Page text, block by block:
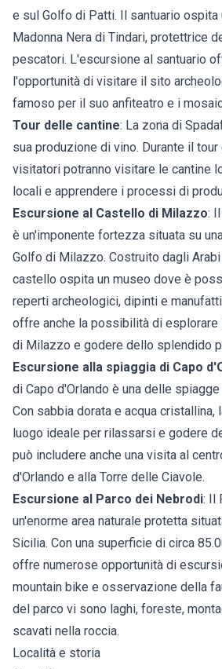
e sul Golfo di Patti. Il santuario ospita
Madonna Nera di Tindari, protettrice
pescatori. L'escursione al santuario
l'opportunità di visitare il sito
famoso per il suo anfiteatro e i
Tour delle cantine: La zona di
sua produzione di vino. Durante il
visitatori potranno visitare le cantine
locali e apprendere i processi di
Escursione al Castello di Milazzo:
è un'imponente fortezza situata su
Golfo di Milazzo. Costruito dagli
castello ospita un museo dove è
reperti archeologici, dipinti e
offre anche la possibilità di
di Milazzo e godere dello splendido
Escursione alla spiaggia di Capo
di Capo d'Orlando è una delle
Con sabbia dorata e acqua
luogo ideale per rilassarsi e godere
può includere anche una visita al
d'Orlando e alla Torre delle Ciavole.
Escursione al Parco dei Nebrodi: Il
un'enorme area naturale protetta
Sicilia. Con una superficie di circa
offre numerose opportunità di
mountain bike e osservazione della
del parco vi sono laghi, foreste,
scavati nella roccia.
Località e storia